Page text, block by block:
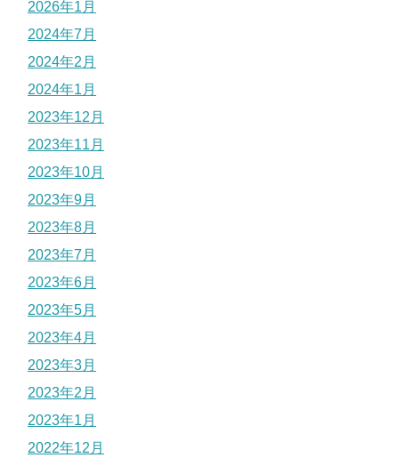
2026年1月
2024年7月
2024年2月
2024年1月
2023年12月
2023年11月
2023年10月
2023年9月
2023年8月
2023年7月
2023年6月
2023年5月
2023年4月
2023年3月
2023年2月
2023年1月
2022年12月